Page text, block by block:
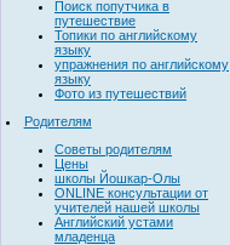
Поиск попутчика в
путешествие
Топики по английскому
языку
упражнения по английскому
языку
Фото из путешествий
Родителям
Советы родителям
Цены
школы Йошкар-Олы
ONLINE консультации от
учителей нашей школы
Английский устами
младенца